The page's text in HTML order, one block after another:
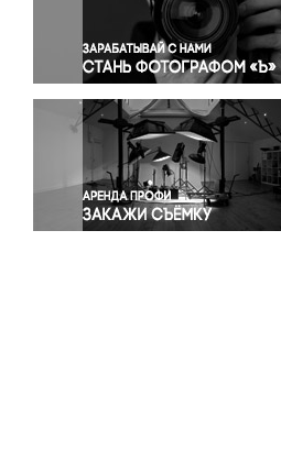
Правосудие
Происшествия и конфликты
Религия
Светская жизнь
Спорт
Экология
Экономика и бизнес